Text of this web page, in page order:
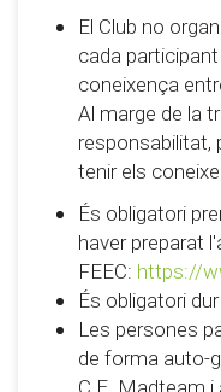
El Club no
cada
coneixença
Al marge de la
responsabilitat,
tenir els
És obligatori
haver preparat
FEEC: https://
És obligatori
Les persones
de forma auto-